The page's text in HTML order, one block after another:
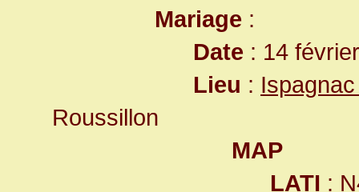
Mariage :
Date : 14
Lieu :
Roussillon
MAP
LATI :